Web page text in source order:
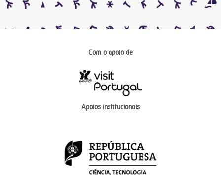
Com o apoio de
Apoios institucionais